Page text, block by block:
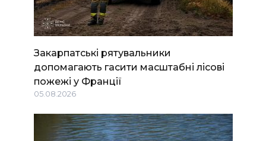
Закарпатські рятувальники
допомагають гасити масштабні лісові
пожежі у Франції
05.08.2026